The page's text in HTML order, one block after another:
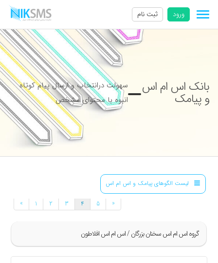
ورود ثبت نام
بانک اس ام اس
و پیامک
سهولت درانتخاب و ارسال پیام کوتاه
انبوه با محتوای مشخص
لیست الگوهای پیامک و اس ام اس
گروه اس ام اس سخنان بزرگان / اس ام اس افلاطون
» 1 2 3 4 5 «